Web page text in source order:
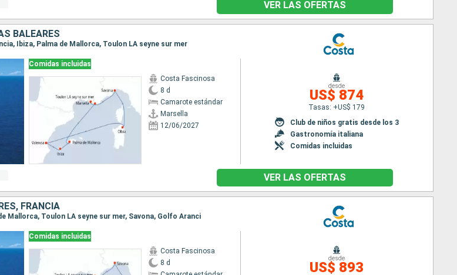
VER LAS OFERTAS
BALEARES
Ibiza, Palma de Mallorca, Toulon LA seyne sur mer
Comidas incluidas
Costa Fascinosa
8 d
Camarote estándar
Marsella
12/06/2027
desde
US$ 874
Tasas: +US$ 179
Club de niños gratis desde los 3
Gastronomía italiana
Comidas incluidas
VER LAS OFERTAS
FRANCIA
Mallorca, Toulon LA seyne sur mer, Savona, Golfo Aranci
Comidas incluidas
Costa Fascinosa
8 d
desde
US$ 893